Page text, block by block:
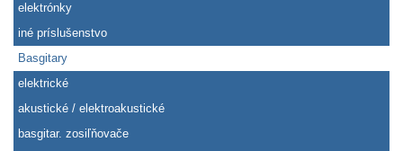
elektrónky
iné príslušenstvo
Basgitary
elektrické
akustické / elektroakustické
basgitar. zosiľňovače